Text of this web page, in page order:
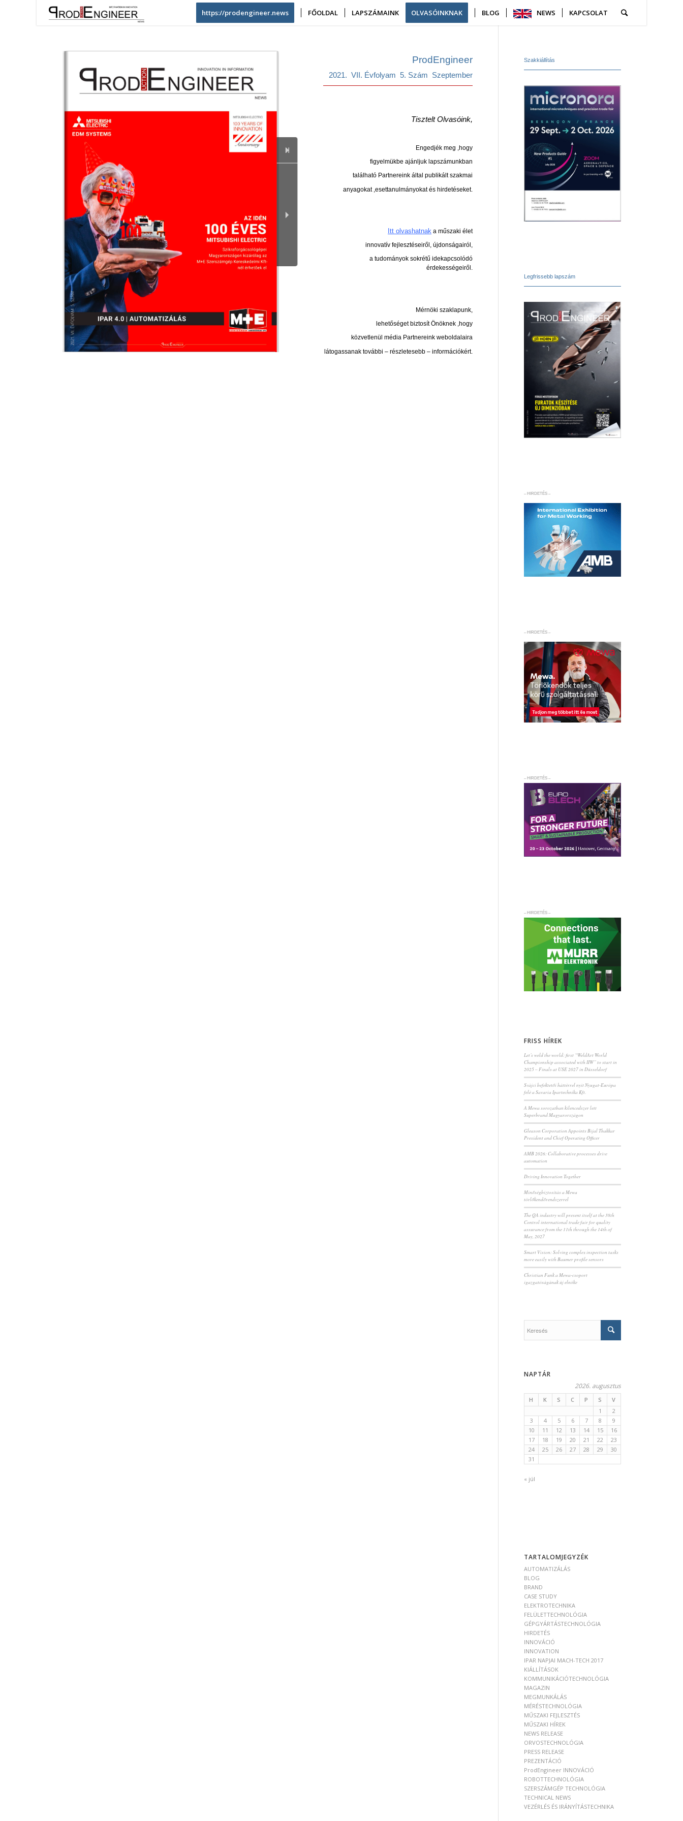
https://prodengineer.news FŐOLDAL LAPSZÁMAINK OLVASÓINKNAK BLOG NEWS KAPCSOLAT
ProdEngineer
2021. VII. Évfolyam 5. Szám Szeptember
Tisztelt Olvasóink,
Engedjék meg ,hogy
figyelmükbe ajánljuk lapszámunkban
található Partnereink által publikáltszakmai
anyagokat ,esettanulmányokat és hirdetéseket.
Itt olvashatnak a műszaki élet
innovatív fejlesztéseiről, újdonságairól,
a tudományok sokrétű idekapcsolódó
érdekességeiről.
Mérnöki szaklapunk,
lehetőségetbiztosít Önöknek ,hogy
közvetlenül média Partnereink weboldalaira
látogassanak további – részletesebb – információkért.
Szakkiállítás
Legfrissebb lapszám
– HIRDETÉS –
– HIRDETÉS –
– HIRDETÉS –
– HIRDETÉS –
FRISS HÍREK
Let’s weld the world: first “WeldArt World
Championship associated with IIW” to start in
2025 – Finals at USE 2027 in Düsseldorf
Svájci befektetői háttérrel nyit Nyugat-Európa
felé a Savaria Ipartechnika Kft.
A Mewa sorozatban kilencedszer lett
Superbrand Magyarországon
Gleason Corporation Appoints Bijal Thakkar
President and Chief Operating Officer
AMB 2026: Collaborative processes drive
automation
Driving Innovation Together
Minőségbiztosítás a Mewa
törlőkendőrendszerrel
The QA industry will present itself at the 38th
Control international trade fair for quality
assurance from the 11th through the 14th of
May, 2027
Smart Vision: Solving complex inspection tasks
more easily with Baumer profile sensors
Christian Funk a Mewa-csoport
igazgatóságának új elnöke
NAPTÁR
2026. augusztus
H K S C P S
V
1
2
3
4 5 6 7 8
9
10
11 12 13 14 15
16
17
18 19 20 21 22
23
24
25 26 27 28 29
30
31
« júl
TARTALOMJEGYZÉK
AUTOMATIZÁLÁS
BLOG
BRAND
CASE STUDY
ELEKTROTECHNIKA
FELÜLETTECHNOLÓGIA
GÉPGYÁRTÁSTECHNOLÓGIA
HIRDETÉS
INNOVÁCIÓ
INNOVATION
IPAR NAPJAI MACH-TECH 2017
KIÁLLÍTÁSOK
KOMMUNIKÁCIÓTECHNOLÓGIA
MAGAZIN
MEGMUNKÁLÁS
MÉRÉSTECHNOLÓGIA
MŰSZAKI FEJLESZTÉS
MŰSZAKI HÍREK
NEWS RELEASE
ORVOSTECHNOLÓGIA
PRESS RELEASE
PREZENTÁCIÓ
ProdEngineer INNOVÁCIÓ
ROBOTTECHNOLÓGIA
SZERSZÁMGÉP TECHNOLÓGIA
TECHNICAL NEWS
VEZÉRLÉS ÉS IRÁNYÍTÁSTECHNIKA